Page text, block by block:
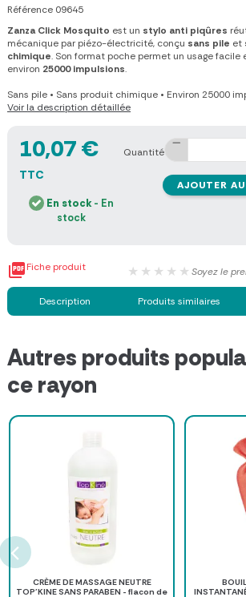
Référence 09645
Zanza Click Mosquito est un stylo anti piqûres
mécanique par piézo-électricité, conçu sans pile et
chimique. Son format poche permet un usage
environ 25000 impulsions.
Sans pile • Sans produit chimique • Environ 25000
Voir la description détaillée
10,07 €
TTC
En stock- En
stock
Quantité
AJOUTER
Fiche produit ★★★★★ Soyez le
Description Produits similaires
Autres produits
ce rayon
CRÈME DE MASSAGE NEUTRE
TOP'KINE SANS PARABEN - flacon de